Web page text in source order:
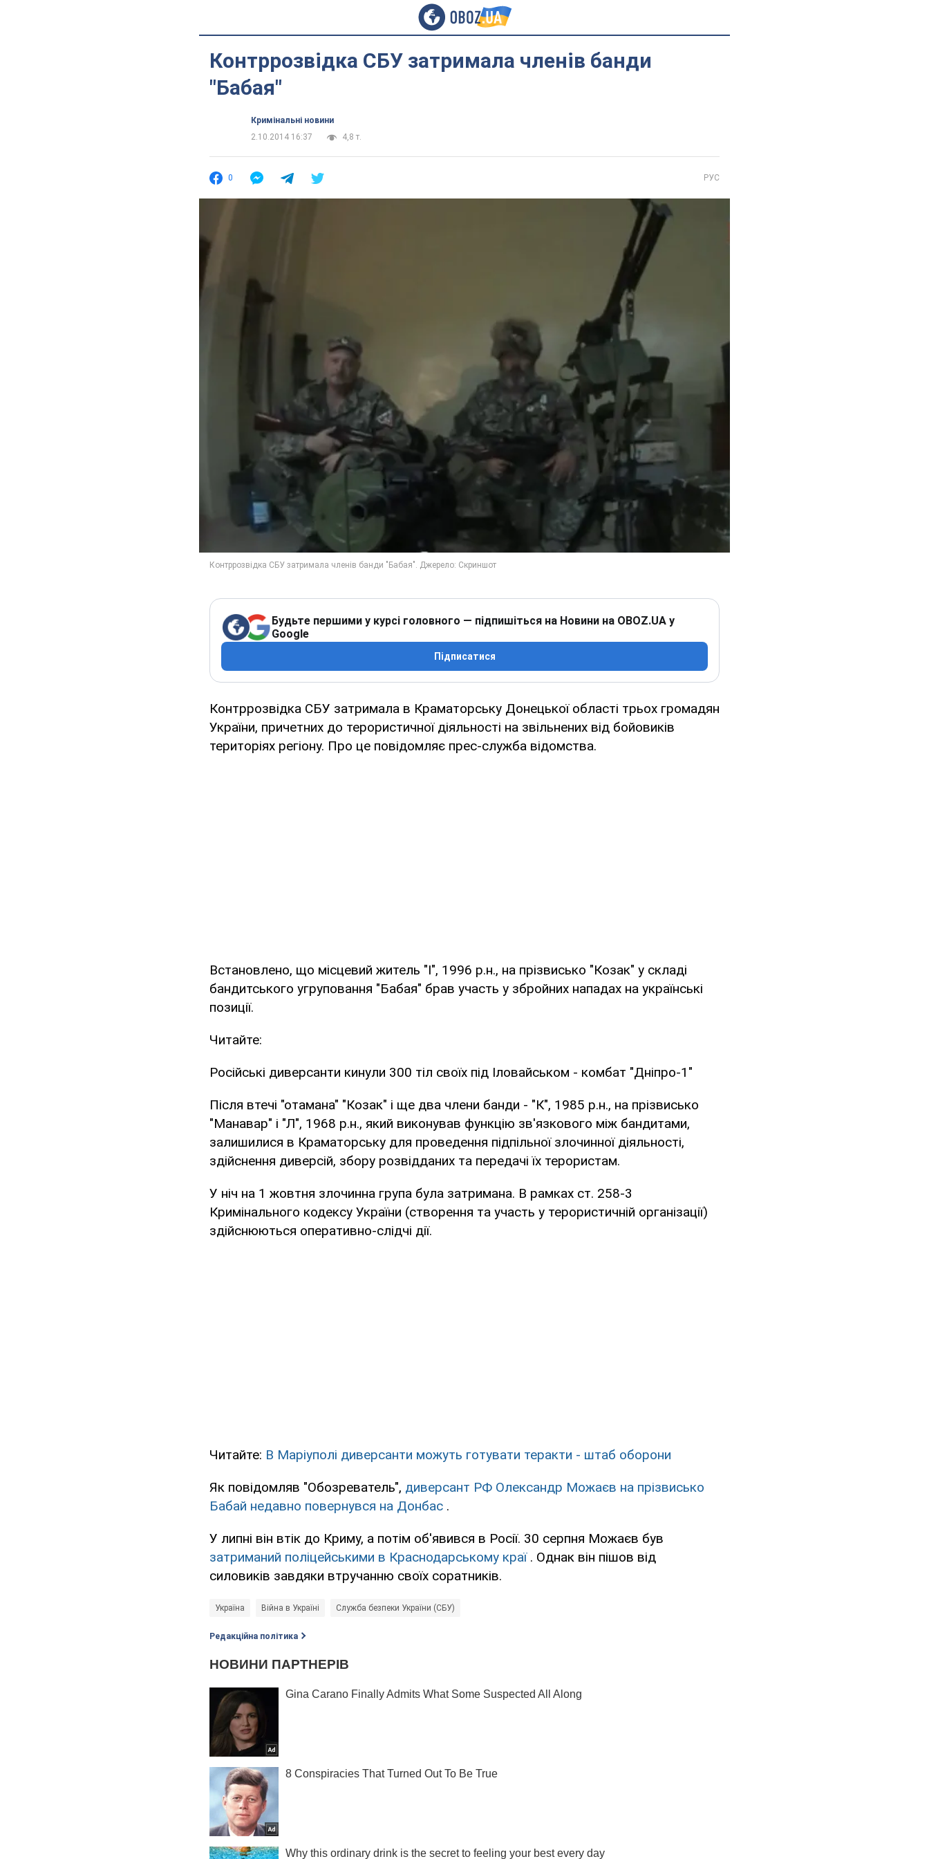
Контррозвідка СБУ затримала членів банди
"Бабая"
Кримінальні новини
2.10.2014 16:37
4,8 т.
0 РУС
Будьте першими у курсі головного — підпишіться на Новини на OBOZ.UA у
Google
Підписатися
Контррозвідка СБУ затримала в Краматорську Донецької області трьох громадян
України, причетних до терористичної діяльності на звільнених від бойовиків
територіях регіону. Про це повідомляє прес-служба відомства.
Встановлено, що місцевий житель "І", 1996 р.н., на прізвисько "Козак" у складі
бандитського угруповання "Бабая" брав участь у збройних нападах на українські
позиції.
Читайте:
Російські диверсанти кинули 300 тіл своїх під Іловайськом - комбат "Дніпро-1"
Після втечі "отамана" "Козак" і ще два члени банди - "К", 1985 р.н., на прізвисько
"Манавар" і "Л", 1968 р.н., який виконував функцію зв'язкового між бандитами,
залишилися в Краматорську для проведення підпільної злочинної діяльності,
здійснення диверсій, збору розвідданих та передачі їх терористам.
У ніч на 1 жовтня злочинна група була затримана. В рамках ст. 258-3
Кримінального кодексу України (створення та участь у терористичній організації)
здійснюються оперативно-слідчі дії.
Читайте: В Маріуполі диверсанти можуть готувати теракти - штаб оборони
Як повідомляв "Обозреватель", диверсант РФ Олександр Можаєв на прізвисько
Бабай недавно повернувся на Донбас .
У липні він втік до Криму, а потім об'явився в Росії. 30 серпня Можаєв був
затриманий поліцейськими в Краснодарському краї. Однак він пішов від
силовиків завдяки втручанню своїх соратників.
Україна Війна в Україні Служба безпеки України (СБУ)
Редакційна політика